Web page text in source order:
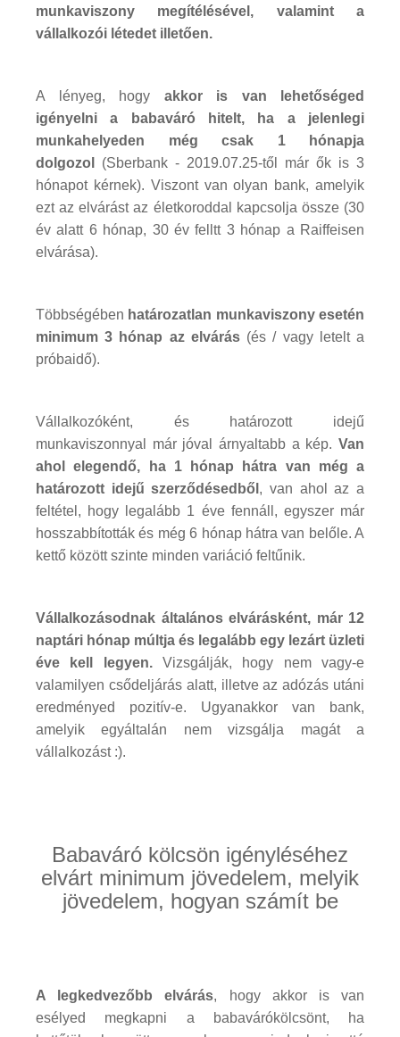
munkaviszony megítélésével, valamint a
vállalkozói létedet illetően.
A lényeg, hogy akkor is van lehetőséged
igényelni a babaváró hitelt, ha a jelenlegi
munkahelyeden még csak 1 hónapja
dolgozol (Sberbank - 2019.07.25-től már ők is 3
hónapot kérnek). Viszont van olyan bank, amelyik
ezt az elvárást az életkoroddal kapcsolja össze (30
év alatt 6 hónap, 30 év felltt 3 hónap a Raiffeisen
elvárása).
Többségében határozatlan munkaviszony esetén
minimum 3 hónap az elvárás(és / vagy letelt a
próbaidő).
Vállalkozóként, és határozott idejű
munkaviszonnyal már jóval árnyaltabb a kép. Van
ahol elegendő, ha 1 hónap hátra van még a
határozott idejű szerződésedből , van ahol az a
feltétel, hogy legalább 1 éve fennáll, egyszer már
hosszabbították és még 6 hónap hátra van belőle. A
kettő között szinte minden variáció feltűnik.
Vállalkozásodnak általános elvárásként, már 12
naptári hónap múltja és legalább egy lezárt üzleti
éve kell legyen. Vizsgálják, hogy nem vagy-e
valamilyen csődeljárás alatt, illetve az adózás utáni
eredményed pozitív-e. Ugyanakkor van bank,
amelyik egyáltalán nem vizsgálja magát a
vállalkozást :).
Babaváró kölcsön igényléséhez
elvárt minimum jövedelem, melyik
jövedelem, hogyan számít be
A legkedvezőbb elvárás, hogy akkor is van
esélyed megkapni a babavárókölcsönt, ha